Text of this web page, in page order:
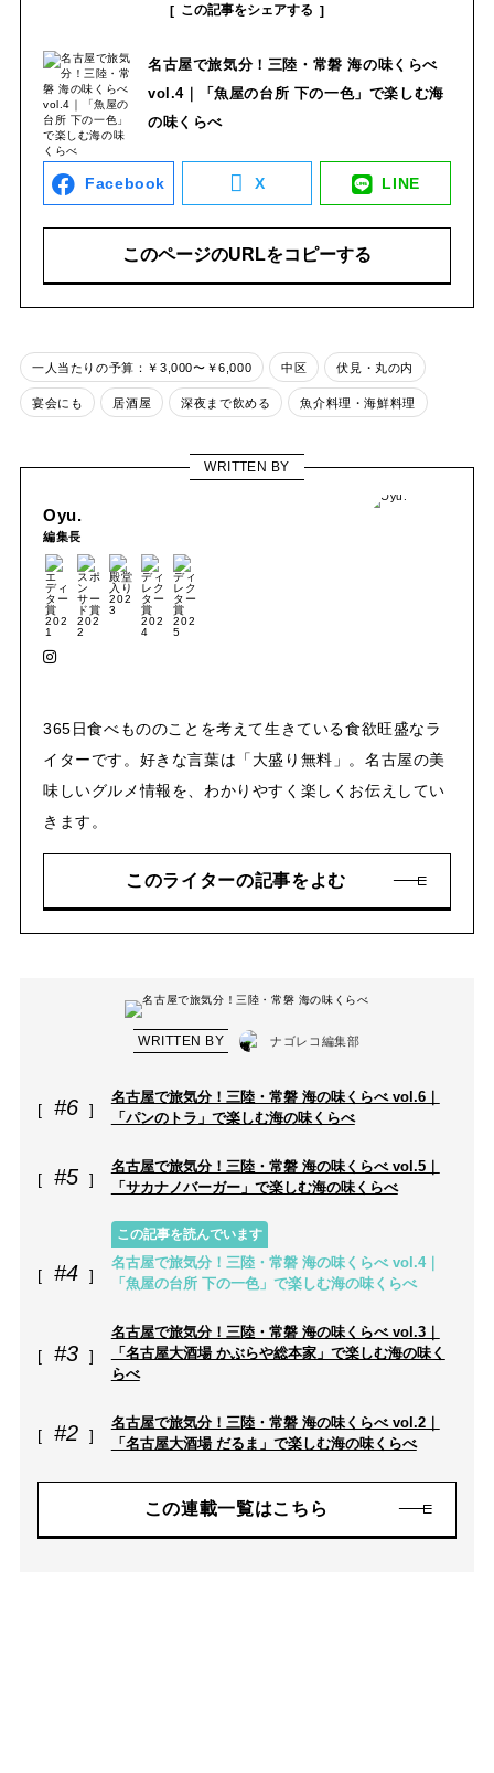
この記事をシェアする
名古屋で旅気分！三陸・常磐 海の味くらべ
vol.4｜「魚屋の台所 下の一色」で楽しむ海
の味くらべ
Facebook X LINE
このページのURLをコピーする
一人当たりの予算：￥3,000〜￥6,000 中区 伏見・丸の内
宴会にも 居酒屋 深夜まで飲める 魚介料理・海鮮料理
WRITTEN BY
Oyu.
編集長
365日食べもののことを考えて生きている食欲旺盛なラ
イターです。好きな言葉は「大盛り無料」。名古屋の美
味しいグルメ情報を、わかりやすく楽しくお伝えしてい
きます。
このライターの記事をよむ
WRITTEN BY ナゴレコ編集部
#6
名古屋で旅気分！三陸・常磐 海の味くらべ vol.6｜
「パンのトラ」で楽しむ海の味くらべ
#5
名古屋で旅気分！三陸・常磐 海の味くらべ vol.5｜
「サカナノバーガー」で楽しむ海の味くらべ
#4
この記事を読んでいます
名古屋で旅気分！三陸・常磐 海の味くらべ vol.4｜
「魚屋の台所 下の一色」で楽しむ海の味くらべ
#3
名古屋で旅気分！三陸・常磐 海の味くらべ vol.3｜
「名古屋大酒場 かぶらや総本家」で楽しむ海の味く
らべ
#2
名古屋で旅気分！三陸・常磐 海の味くらべ vol.2｜
「名古屋大酒場 だるま」で楽しむ海の味くらべ
この連載一覧はこちら